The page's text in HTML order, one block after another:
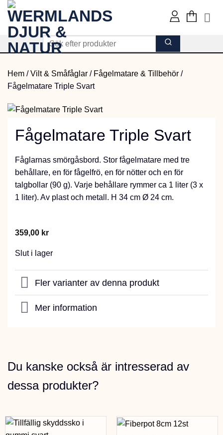
Skip
content
Hem /Vilt & Småfåglar / Fågelmatare & Tillbehör /
Fågelmatare Triple Svart
Fågelmatare Triple Svart
Fåglarnas smörgåsbord. Stor fågelmatare med tre
behållare, en för fågelfrö, en för nötter och en för
talgbollar (90 g). Varje behållare rymmer ca 1 liter (3 x
1 liter). Av plast och metall. H 34 cm Ø 24 cm.
359,00 kr
Slut i lager
Fler varianter av denna produkt
Mer information
Du kanske också är intresserad av
dessa produkter?